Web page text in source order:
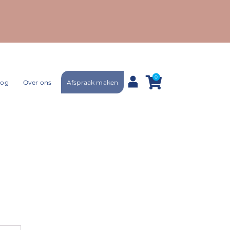
Over ons Afspraak maken
0